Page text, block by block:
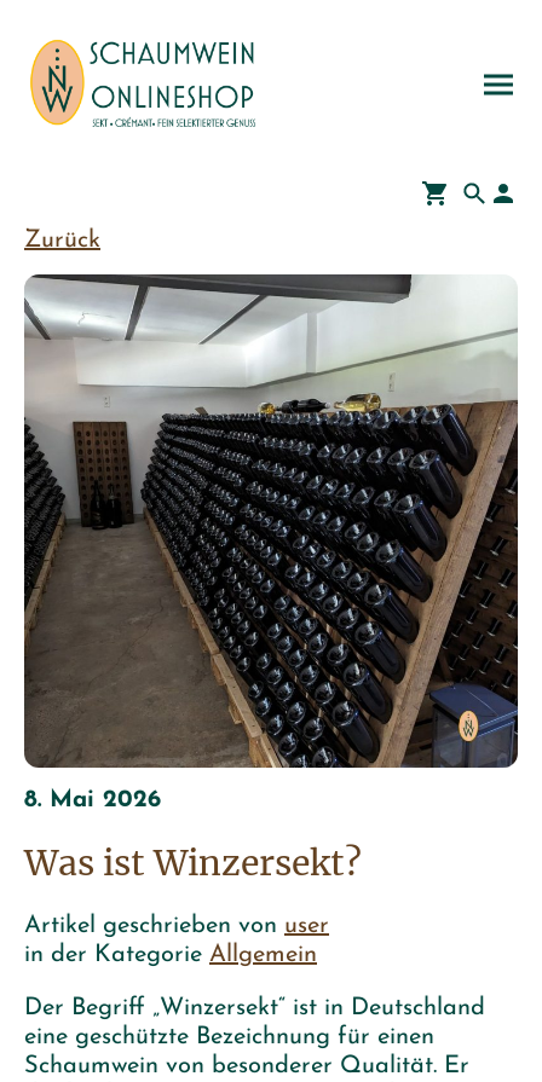
Zurück
8. Mai 2026
Was ist Winzersekt?
Artikel geschrieben von user
in der Kategorie Allgemein
Der Begriff „Winzersekt“ ist in Deutschland
eine geschützte Bezeichnung für einen
Schaumwein von besonderer Qualität. Er